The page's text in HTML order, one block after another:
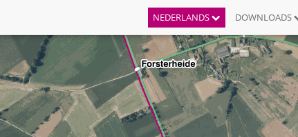
NEDERLANDS DOWNLOADS